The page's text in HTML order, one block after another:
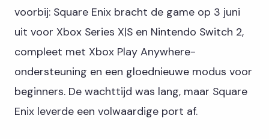
voorbij: Square Enix bracht de game op 3 juni
uit voor Xbox Series X|S en Nintendo Switch 2,
compleet met Xbox Play Anywhere-
ondersteuning en een gloednieuwe modus voor
beginners. De wachttijd was lang, maar Square
Enix leverde een volwaardige port af.